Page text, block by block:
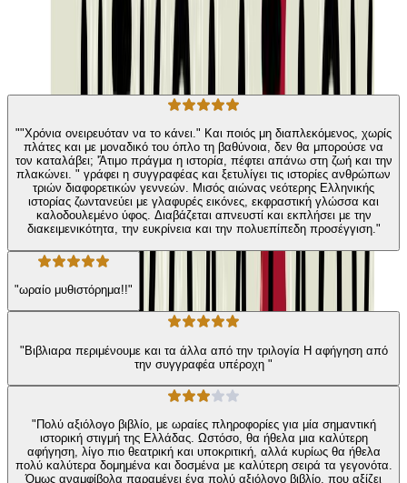
★ 4.2 /5 Βαθμολογία βιβλίου
""Χρόνια ονειρευόταν να το κάνει." Και ποιός μη διαπλεκόμενος, χωρίς
πλάτες και με μοναδικό του όπλο τη βαθύνοια, δεν θα μπορούσε να
τον καταλάβει; 'Άτιμο πράγμα η ιστορία, πέφτει απάνω στη ζωή και την
πλακώνει. " γράφει η συγγραφέας και ξετυλίγει τις ιστορίες ανθρώπων
τριών διαφορετικών γεννεών. Μισός αιώνας νεότερης Ελληνικής
ιστορίας ζωντανεύει με γλαφυρές εικόνες, εκφραστική γλώσσα και
καλοδουλεμένο ύφος. Διαβάζεται απνευστί και εκπλήσει με την
διακειμενικότητα, την ευκρίνεια και την πολυεπίπεδη προσέγγιση."
"ωραίο μυθιστόρημα!!"
"Βιβλιαρα περιμένουμε και τα άλλα από την τριλογία Η αφήγηση από
την συγγραφέα υπέροχη "
"Πολύ αξιόλογο βιβλίο, με ωραίες πληροφορίες για μία σημαντική
ιστορική στιγμή της Ελλάδας. Ωστόσο, θα ήθελα μια καλύτερη
αφήγηση, λίγο πιο θεατρική και υποκριτική, αλλά κυρίως θα ήθελα
πολύ καλύτερα δομημένα και δοσμένα με καλύτερη σειρά τα γεγονότα.
Όμως αναμφίβολα παραμένει ένα πολύ αξιόλογο βιβλίο, που αξίζει